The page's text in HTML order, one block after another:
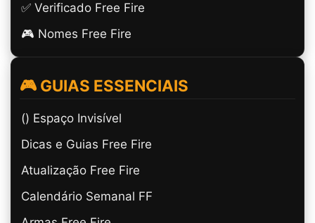
✅ Verificado Free Fire
🎮 Nomes Free Fire
🎮 GUIAS ESSENCIAIS
(ㅤ) Espaço Invisível
Dicas e Guias Free Fire
Atualização Free Fire
Calendário Semanal FF